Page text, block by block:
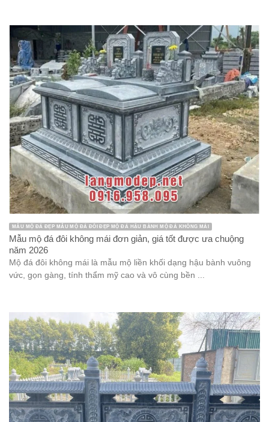
MẪU MỘ ĐÁ ĐẸP MẪU MỘ ĐÁ ĐÔI ĐẸP MỘ ĐÁ HẬU BÀNH MỘ ĐÁ KHÔNG MÁI
Mẫu mộ đá đôi không mái đơn giản, giá tốt được ưa chuộng
năm 2026
Mộ đá đôi không mái là mẫu mộ liền khối dạng hậu bành vuông
vức, gọn gàng, tính thẩm mỹ cao và vô cùng bền ...